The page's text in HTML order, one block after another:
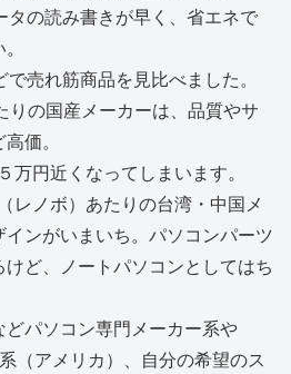
の読み書きが早く、省エネで
売れ筋商品を見比べました。
りの国産メーカーは、品質やサ
価。
万円近くなってしまいます。
レノボ）あたりの台湾・中国メ
ンがいまいち。パソコンパーツ
ど、ノートパソコンとしてはち
パソコン専門メーカー系や
（アメリカ）、自分の希望のス